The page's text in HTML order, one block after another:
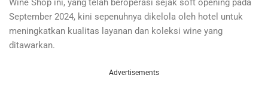
Wine Shop ini, yang telah beroperasi sejak soft opening pada
September 2024, kini sepenuhnya dikelola oleh hotel untuk
meningkatkan kualitas layanan dan koleksi wine yang
ditawarkan.
Advertisements